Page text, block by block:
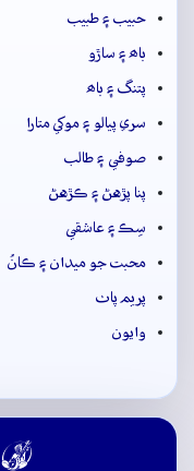
حبيب ۽ طبيب
باھ ۽ ساڙو
پتنگ ۽ باھ
سري پيالو ۽ موکي متارا
صوفي ۽ طالب
پنا پڙهڻ ۽ ڪڙهڻ
سِڪ ۽ عاشقي
محبت جو ميدان ۽ ڪانُ
پريم پاٺ
وايون
